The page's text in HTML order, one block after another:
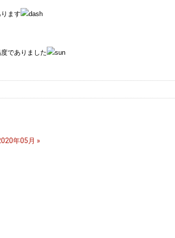
ます
でありました
年05月 »